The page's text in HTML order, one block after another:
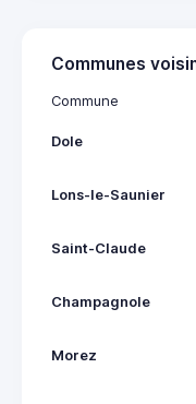
Communes
Commune
Dole
Lons-le-Saunier
Saint-Claude
Champagnole
Morez